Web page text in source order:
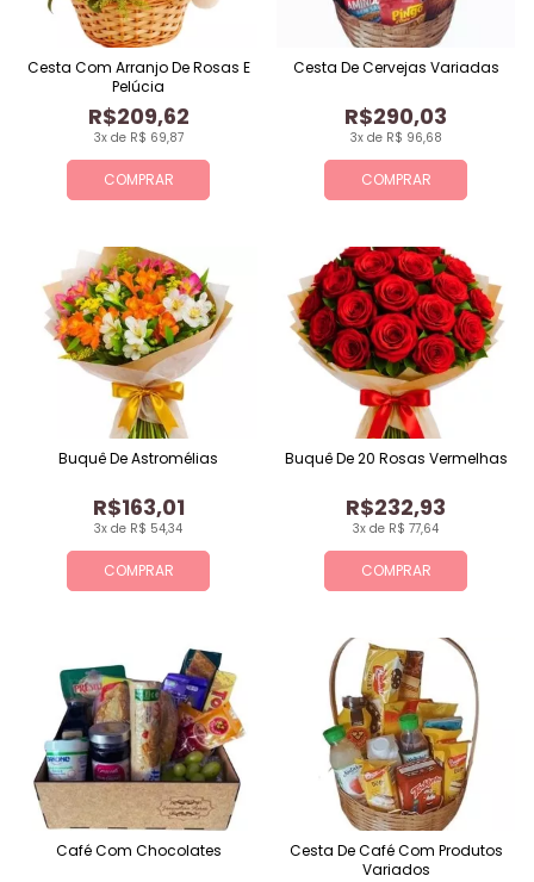
COMPRAR
3x de R$ 69,87
R$209,62
Cesta Com Arranjo De Rosas E
Pelúcia
COMPRAR
3x de R$ 96,68
R$290,03
Cesta De Cervejas Variadas
COMPRAR
3x de R$ 54,34
R$163,01
Buquê De Astromélias
COMPRAR
3x de R$ 77,64
R$232,93
Buquê De 20 Rosas Vermelhas
Café Com Chocolates
Cesta De Café Com Produtos
Variados